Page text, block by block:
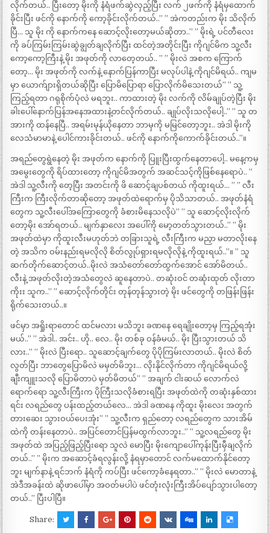
လိုက်တယ်.. ပြီးတော့ မိုးကို နံရံဖက်ဆွဲလှည့်ပြီး လက် ၂ဖက်ကို နံရံမှထောက်
ခိုင်းပြီး ဖင်ကို နောက်ကို ကော့ခိုင်းလိုက်တယ်..” ” အဲကတည်းက မိုး သိလိုက်
ပြီ… သူ မိုး ကို နောက်ကနေ ဆောင့်လိုးတော့မယ်ဆိုတာ..” ” မိုးရဲ့ ပင်တီလေး
ကို ခပ်ကြမ်းကြမ်းဆွဲချွတ်ချလိုက်ပြီး ထင်တဲ့အတိုင်းပြီး ကိုဂျင်မိက သူ့လီး
ကော့ကော့ကြီးနဲ့ မိုး အဖုတ်ကို လာတေ့တယ်.. ” ” မိုးလဲ အစက ကြောက်
တော့… မိုး အဖုတ်ကို လက်နဲ့ နောက်ပြန်ကာပြီး မလုပ်ပါနဲ့ ကိုဂျင်မိရယ်.. ကျမ
မှာ ယောက်ျားရှိတယ်ဆိုပြီး ပြောမိပြောရာ ပြောလိုက်မိသေးတယ်” ” သူ့
ကြည့်ရတာ ဂရုစိုက်ပုံလဲ မရဘူး.. ကာထားတဲ့ မိုး လက်ကို လိမ်ချုပ်တဲ့ပြီး မိုး
ခါးပေါ်နောက်ပြန်အနေအထားနဲ့တင်လိုက်တယ်.. ချုပ်လိုးသလိုပေါ့..” ” သူ တ
အားကို ထန်နေပြီ.. အရမ်းမုန်ယိုနေတာ ဘာမှကို မမြင်တော့ဘူး.. အဲဒါ မိုးကို
လေသံမာမာနဲ့ ပေါင်ကားခိုင်းတယ်.. ဖင်ကို နောက်ကိုကောက်ခိုင်းတယ်..”။
အရည်တွေရွဲနေတဲ့ မိုး အဖုတ်က နောက်ကို ပြူးပြီးထွက်နေတာပေါ့.. မနေ့ကမှ
အမွေးတွေကို ရိပ်ထားတော့ ကိုဂျင်မိအတွက် အဆင်သင့်ကိုဖြစ်နေရောပဲ.. ”
အဲဒါ သူ့လီးကို တေ့ပြီး အတင်းကို ဖိ ဆောင့်ချပစ်တယ် ကိုထူးရယ်… ” ” လီး
ကြီးက ကြီးလိုက်တာဆိုတော့ အဖုတ်ထဲရောက်မှ ပိုသိသာတယ်.. အဖုတ်နံရံ
တွေက သူ့လီးပေါ်အကြောတွေကို ခံစားမိနေသလိုပဲ” ” သူ ဆောင့်လိုးလိုက်
တော့မိုး အော်ရတယ်.. မျက်နှာလေး အပေါ်ကို မော့တတ်သွားတယ်..” ” မိုး
အဖုတ်ထဲမှာ ကိုထူးလီးမဟုတ်ဘဲ တခြားသူရဲ့ လီးကြီးက မညှာ မတာလိုးနေ
တဲ့ အသိက ဝမ်းနည်းရမလိုလို စိတ်လွုပ်ရှားရမလိုလိုနဲ့ ကိုထူးရယ်..”။ ” သူ
ဆက်တိုက်ဆောင့်တယ်..မိုးလဲ အသံတော်တော်ထွက်အောင် အော်မိတယ်..
လီးနဲ့ အဖုတ်လိုးတဲ့အသံတွေလဲ ဆူနေတာပဲ.. တဆုံးဝင် တဆုံးထုတ် လိုးတာ
ကိုးး သူက..” ” ဆောင့်လိုက်တိုင်း တုန်တုန်သွားတဲ့ မိုး ဖင်တွေကို တဖြန်းဖြန်း
ရိုက်သေးတယ်..။
ဖင်မှာ အရှိုးရာတောင် ထင်မလား မသိဘူး ခဏနေ ရေချိုးတော့မှ ကြည့်ရအုံး
မယ်..” ” အဲဒါ.. အင်း.. ဟို.. လေ.. မိုး တစ်ခု ဝန်ခံမယ်.. မိုး ပြီးသွားတယ် သိ
လား..” ” မိုးလဲ ပြီးရော.. သူဆောင့်ချက်တွေ ပိုပိုကြမ်းလာတယ်.. မိုးလဲ စိတ်
လွတ်ပြီး ဘာတွေပြောမိလဲ မမှတ်မိဘူး… လိုးနိုင်လိုက်တာ ကိုဂျင်မိရယ်လို့
ချီးကျူးသလို ပြောမိတာပဲ မှတ်မိတယ်” ” အချက် ငါးဆယ် လောက်လဲ
ရောက်ရော သူ့လီးကြီးက ပိုကြီးသလိုခံစားရပြီး အဖုတ်ထဲကို တဆုံးနှစ်ထား
ရင်း လရည်တွေ ပန်းထည့်တယ်လေ… အဲဒါ ခဏနေ ကိုထူး မိုးလေး အတွက်
တားဆေး သွားဝယ်ပေးအုံး” ” သူ့လီးက ရှည်တော့ လရည်တွေက သားအိမ်
ထဲကို တန်းနေတာပဲ.. အပြင်တောင်ပြန်မထွက်လာဘူး..” ” သူ့လရည်တွေ မိုး
အဖုတ်ထဲ အပြည့်ဖြည့်ပြီးရော သူလဲ မောပြီး မိုးကျောပေါ်ကုန်းပြီးမှီချလိုက်
တယ်..” ” မိုးက အဆောင့်ခံရလွန်းလို့ နံရမှာတောင် လက်မထောက်နိုင်တော့
ဘူး မျက်နာနဲ့ ရင်ဘက် နံရံကို ကပ်ပြီး ဖင်ကော့ခံနေရတာ..” ” မိုးလဲ မောတာနဲ့
အဲဒီအခန်းထဲ ဆိုဖာပေါ်မှာ အဝတ်မပါပဲ ဖင်တုံးလုံးကြီးအိပ်ပျော်သွားပါတော့
တယ်..” ပြီးပါပြီ။
Share: